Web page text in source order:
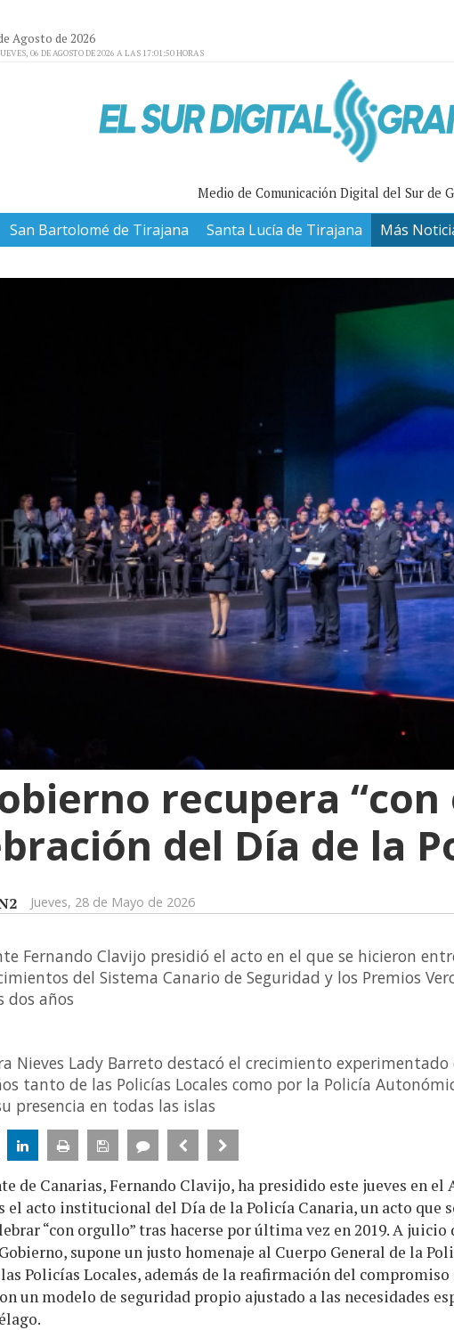
Agosto de 2026
06 DE AGOSTO DE 2026 A LAS 17:01:50 HORAS
Medio de Comunicación Digital del Sur de
San Bartolomé de Tirajana Santa Lucía de Tirajana Más
recupera
del Día de la
Jueves, 28 de Mayo de 2026
Fernando Clavijo presidió el acto en el que se hicieron
del Sistema Canario de Seguridad y los Premios
dos años
Nieves Lady Barreto destacó el crecimiento experimentado
tanto de las Policías Locales como por la Policía
presencia en todas las islas
de Canarias, Fernando Clavijo, ha presidido este jueves en
el acto institucional del Día de la Policía Canaria, un acto que
“con orgullo” tras hacerse por última vez en 2019. A juicio
supone un justo homenaje al Cuerpo General de la
las Policías Locales, además de la reafirmación del compromiso
un modelo de seguridad propio ajustado a las necesidades